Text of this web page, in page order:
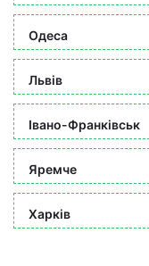
Одеса
Львів
Івано-Франківськ
Яремче
Харків